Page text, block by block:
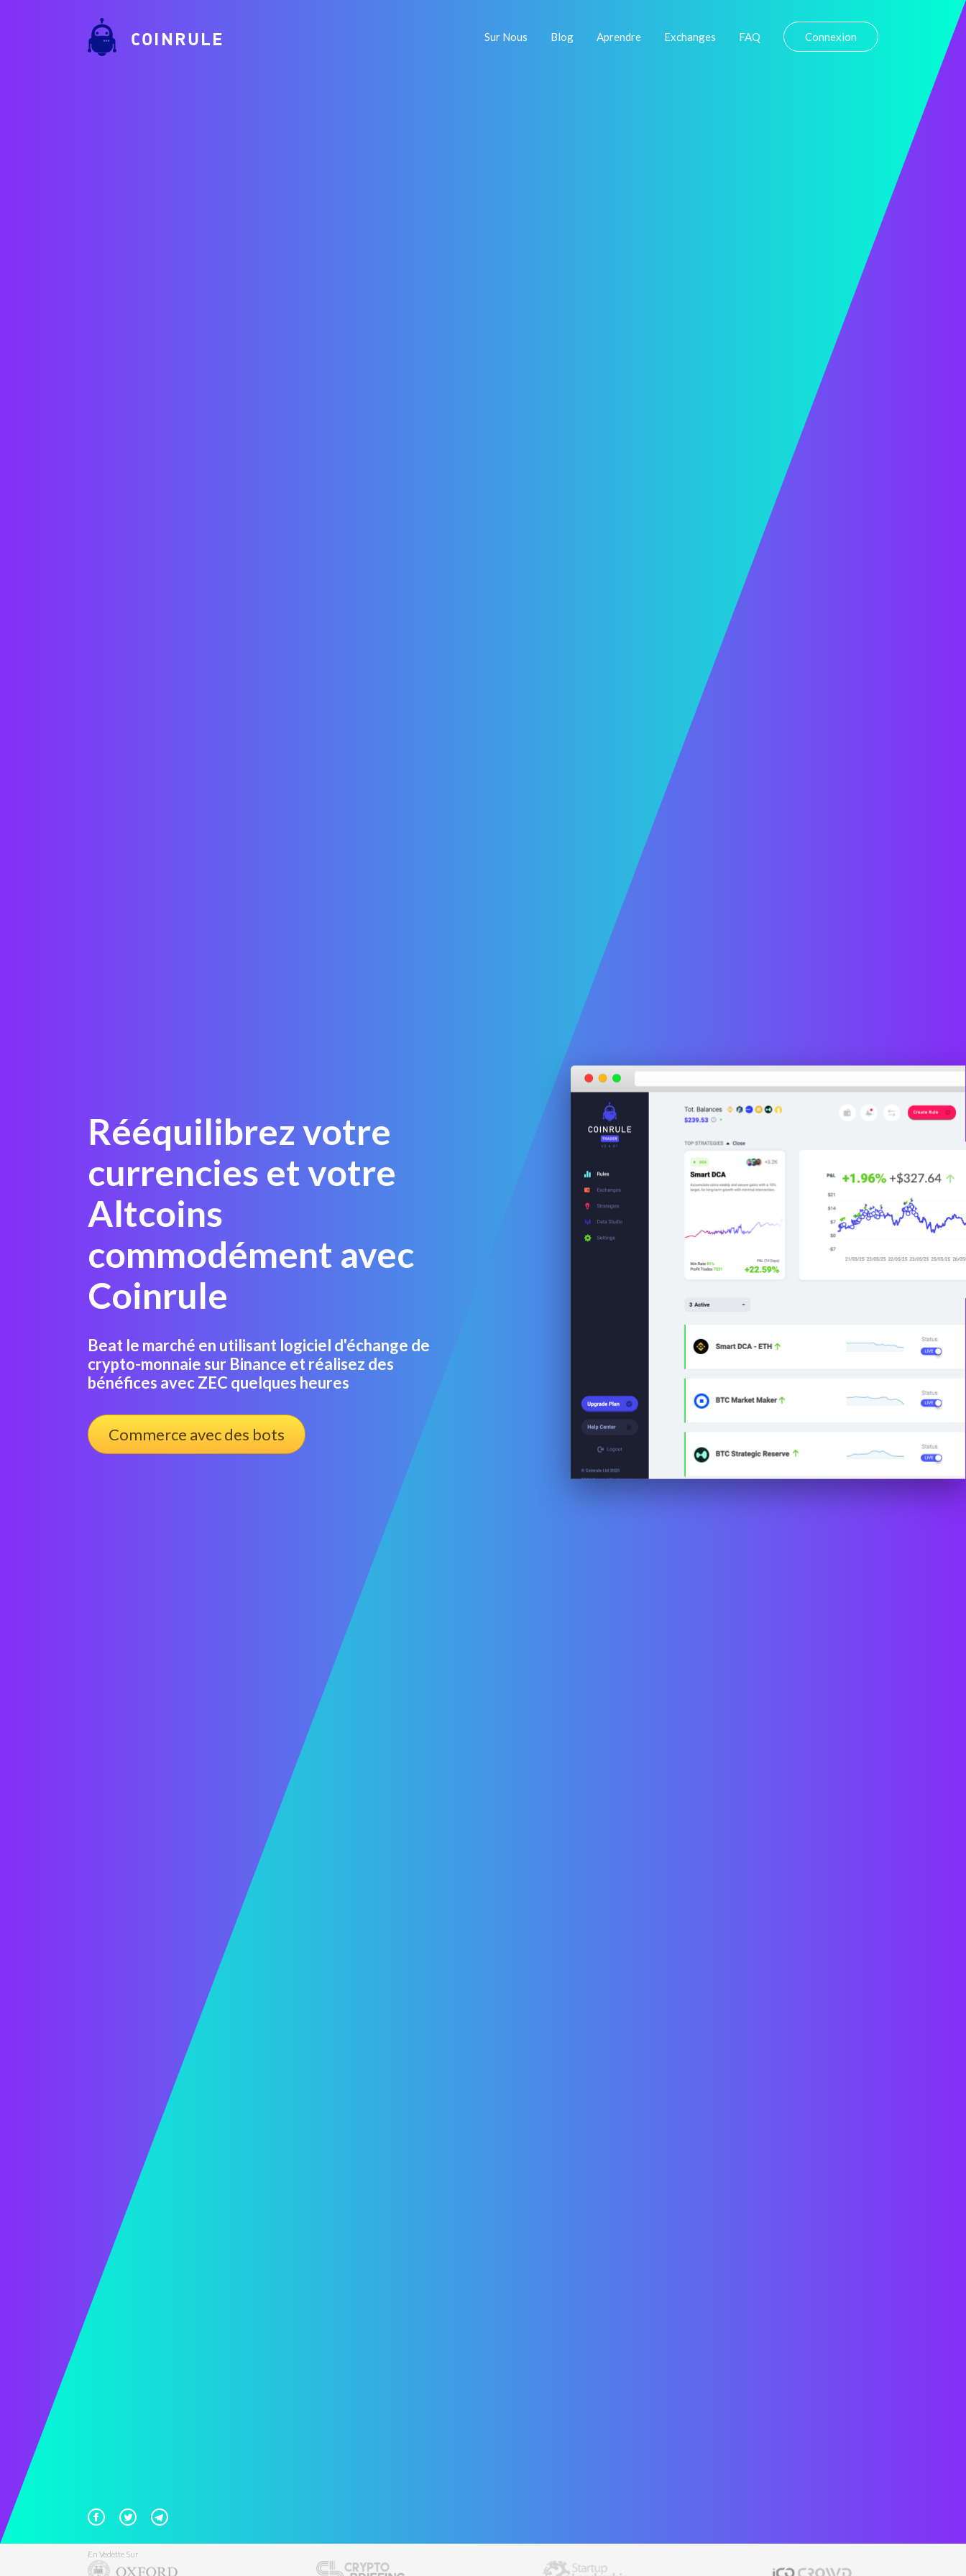
COINRULE Sur Nous Blog Aprendre Exchanges FAQ Connexion
Rééquilibrez votre
currencies et votre
Altcoins
commodément avec
Coinrule
Beat le marché en utilisant logiciel d'échange de
crypto-monnaie sur Binance et réalisez des
bénéfices avec ZEC quelques heures
Commerce avec des bots
En Vedette Sur